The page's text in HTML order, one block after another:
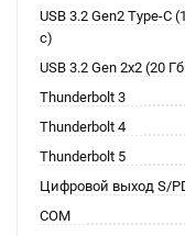
USB 3.2 Gen2 Type-C
с)
USB 3.2 Gen 2x2 (20
Thunderbolt 3
Thunderbolt 4
Thunderbolt 5
Цифровой выход S/
COM